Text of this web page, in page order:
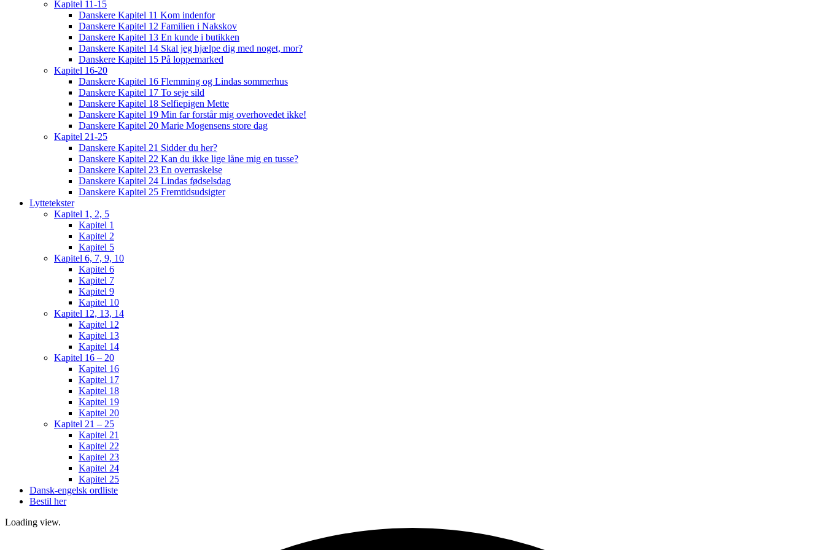
Kapitel 11-15
Danskere Kapitel 11 Kom indenfor
Danskere Kapitel 12 Familien i Nakskov
Danskere Kapitel 13 En kunde i butikken
Danskere Kapitel 14 Skal jeg hjælpe dig med noget, mor?
Danskere Kapitel 15 På loppemarked
Kapitel 16-20
Danskere Kapitel 16 Flemming og Lindas sommerhus
Danskere Kapitel 17 To seje sild
Danskere Kapitel 18 Selfiepigen Mette
Danskere Kapitel 19 Min far forstår mig overhovedet ikke!
Danskere Kapitel 20 Marie Mogensens store dag
Kapitel 21-25
Danskere Kapitel 21 Sidder du her?
Danskere Kapitel 22 Kan du ikke lige låne mig en tusse?
Danskere Kapitel 23 En overraskelse
Danskere Kapitel 24 Lindas fødselsdag
Danskere Kapitel 25 Fremtidsudsigter
Lyttetekster
Kapitel 1, 2, 5
Kapitel 1
Kapitel 2
Kapitel 5
Kapitel 6, 7, 9, 10
Kapitel 6
Kapitel 7
Kapitel 9
Kapitel 10
Kapitel 12, 13, 14
Kapitel 12
Kapitel 13
Kapitel 14
Kapitel 16 – 20
Kapitel 16
Kapitel 17
Kapitel 18
Kapitel 19
Kapitel 20
Kapitel 21 – 25
Kapitel 21
Kapitel 22
Kapitel 23
Kapitel 24
Kapitel 25
Dansk-engelsk ordliste
Bestil her
Loading view.